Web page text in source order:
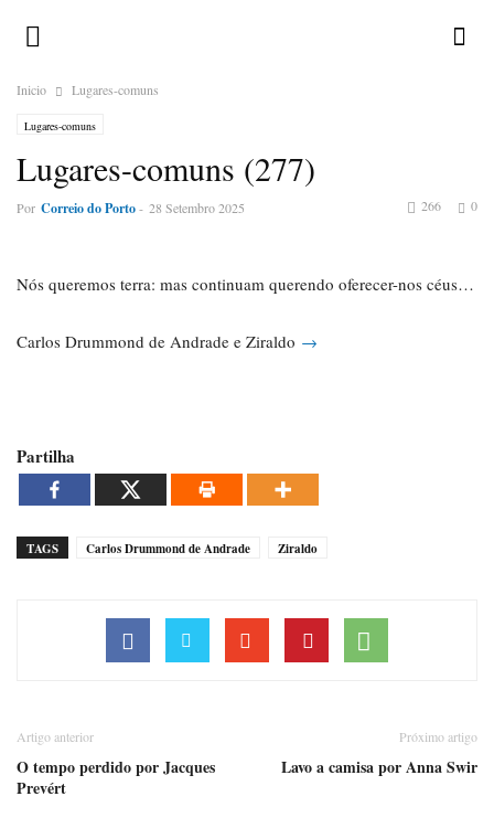
Inicio Lugares-comuns
Lugares-comuns
Lugares-comuns (277)
Por Correio do Porto- 28 Setembro 2025 0
266
Nós queremos terra: mas continuam querendo oferecer-nos céus…
Carlos Drummond de Andrade e Ziraldo →
Partilha
TAGS Carlos Drummond de Andrade Ziraldo
Artigo anterior
O tempo perdido por Jacques
Prevért
Próximo artigo
Lavo a camisa por Anna Swir